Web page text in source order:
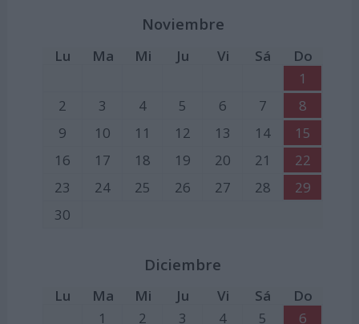
Noviembre
Lu Ma Mi Ju Vi Sá
Do
1
2
3 4 5 6 7
8
9
10 11 12 13 14
15
16
17 18 19 20 21
22
23
24 25 26 27 28
29
30
Diciembre
Lu Ma Mi Ju Vi Sá
Do
1
2 3 4 5 6